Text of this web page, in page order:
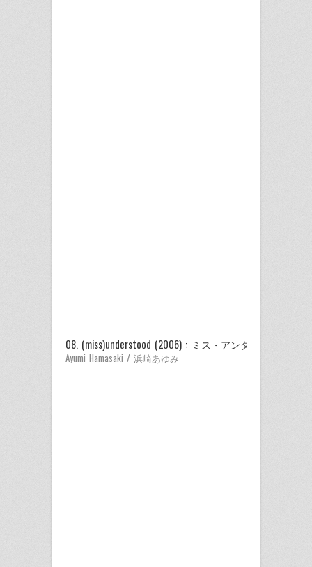
08. (miss)understood (2006) : ミス・アンダーストゥッド
Ayumi Hamasaki / 浜崎あゆみ